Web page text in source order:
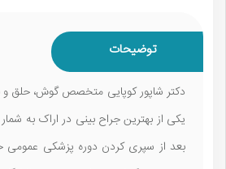
توضیحات
دکتر شاپور کوپایی متخصص گوش، حلق و
یکی از بهترین جراح بینی در اراک به
بعد از سپری کردن دوره پزشکی عمومی